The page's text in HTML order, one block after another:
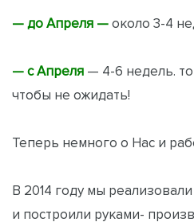
— до Апреля — около 3-4
— с Апреля — 4-6 недель.
чтобы не ожидать!
Теперь немного о Нас и
В 2014 году мы
и построили руками-